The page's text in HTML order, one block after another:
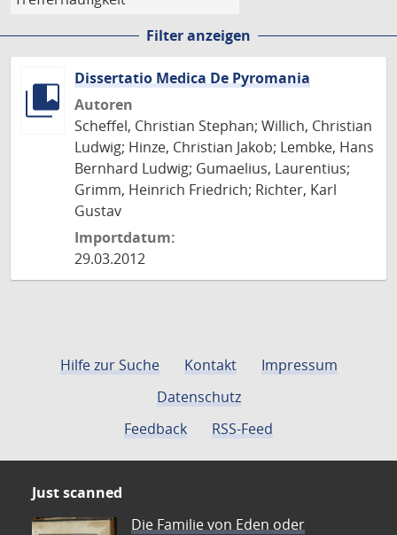
Filter anzeigen
Dissertatio Medica De Pyromania
Autoren
Scheffel, Christian Stephan; Willich, Christian
Ludwig; Hinze, Christian Jakob; Lembke, Hans
Bernhard Ludwig; Gumaelius, Laurentius;
Grimm, Heinrich Friedrich; Richter, Karl
Gustav
Importdatum:
29.03.2012
Hilfe zur Suche Kontakt
Impressum
Datenschutz
Feedback
RSS-Feed
Just scanned
Die Familie von Eden oder